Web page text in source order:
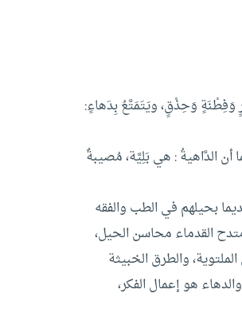
وَفِطْنَةٍ وَحِذْقٍ، ويَتَمَتَّعُ بِدَهاءٍ:
أن الدَّاهيةُ : هي بَلِيَّة، مُصيبةٌ
بحيلهم في الطب والفقه
القدماء محاسن الحيل،
والطرق الخبيثة
هو إعمال الفكر،